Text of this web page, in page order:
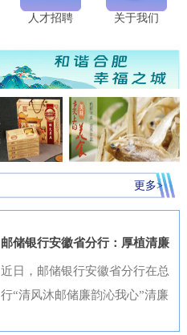
人才招聘 关于我们
更多>
邮储银行安徽省分行：厚植清廉
金融文化筑牢高质量发展根基
近日，邮储银行安徽省分行在总
行“清风沐邮储廉韵沁我心”清廉